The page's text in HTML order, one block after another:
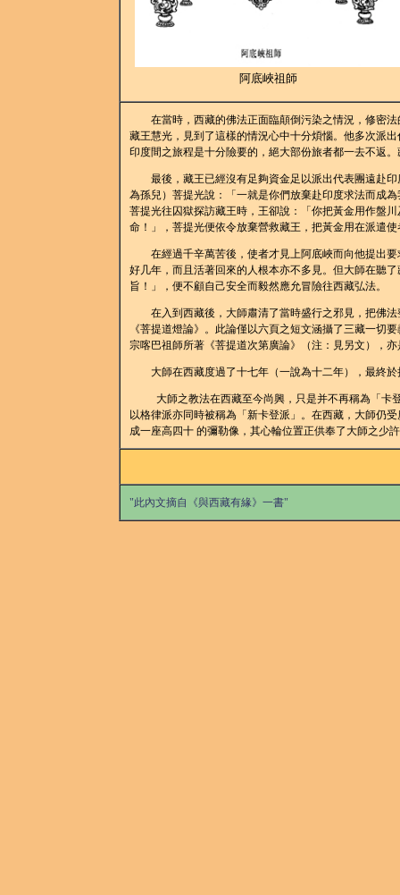
阿底峽祖師
在當時，西藏的佛法正面臨顛倒污染之情況，修密法
藏王慧光，見到了這樣的情況心中十分煩惱。他多次派
印度間之旅程是十分險要的，絕大部份旅者都一去不返
最後，藏王已經沒有足夠資金足以派出代表團遠赴印
為孫兒）菩提光說：「一就是你們放棄赴印度求法而成
菩提光往囚獄探訪藏王時，王卻說：「你把黃金用作盤
命！」，菩提光便依令放棄營救藏王，把黃金用在派遣
在經過千辛萬苦後，使者才見上阿底峽而向他提出要
好几年，而且活著回來的人根本亦不多見。但大師在聽
旨！」，便不顧自己安全而毅然應允冒險往西藏弘法。
在入到西藏後，大師肅清了當時盛行之邪見，把佛法
《菩提道燈論》。此論僅以六頁之短文涵攝了三藏一切
宗喀巴祖師所著《菩提道次第廣論》（注：見另文），
大師在西藏度過了十七年（一說為十二年），最終於
大師之教法在西藏至今尚興，只是并不再稱為「卡登
以格律派亦同時被稱為「新卡登派」。在西藏，大師仍
成一座高四十 的彌勒像，其心輪位置正供奉了大師之少
"此內文摘自《與西藏有緣》一書"